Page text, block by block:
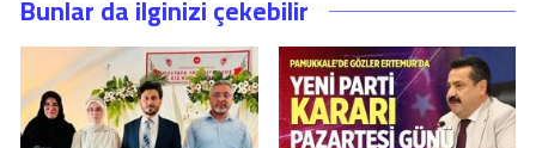
Bunlar da ilginizi çekebilir